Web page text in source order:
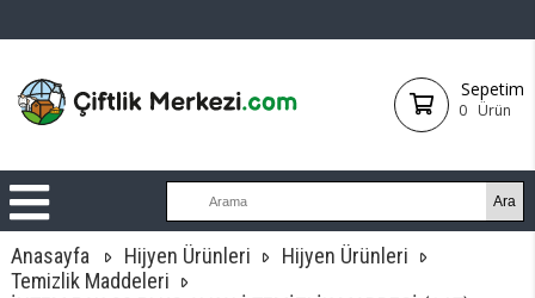
Sepetim
0 Ürün
Anasayfa Hijyen Ürünleri
Hijyen Ürünleri
Temizlik Maddeleri